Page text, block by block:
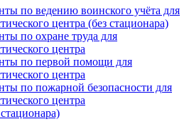
по ведению воинского учёта для
центра (без стационара)
по охране труда для
центра
по первой помощи для
центра
по пожарной безопасности для
центра